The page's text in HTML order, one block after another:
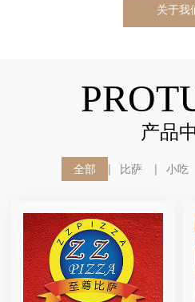
关于我
产品
全部 比萨 小吃